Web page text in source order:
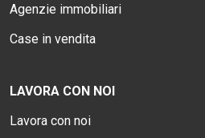
Agenzie immobiliari
Case in vendita
LAVORA CON NOI
Lavora con noi